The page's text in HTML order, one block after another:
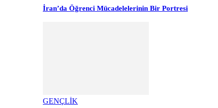
İran’da Öğrenci Mücadelelerinin Bir Portresi
GENÇLİK